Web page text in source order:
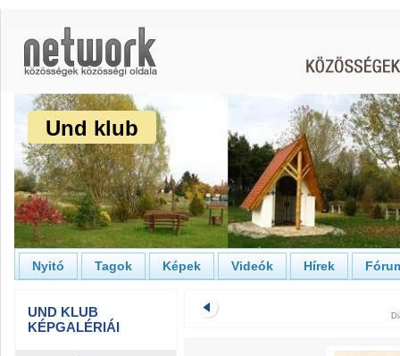
Und klub
Nyitó Tagok Képek Videók Hírek
UND KLUB
KÉPGALÉRIÁI